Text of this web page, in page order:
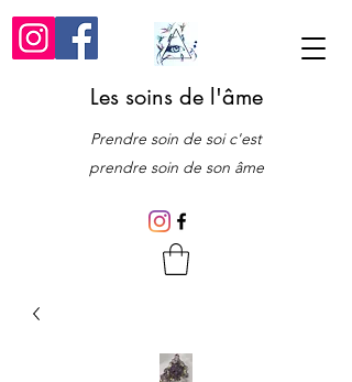
Les soins de l'âme
Prendre soin de soi c'est
prendre soin de son âme